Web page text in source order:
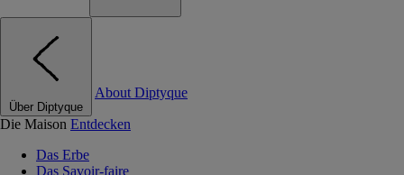
Über Diptyque
About Diptyque
Die Maison Entdecken
Das Erbe
Das Savoir-faire